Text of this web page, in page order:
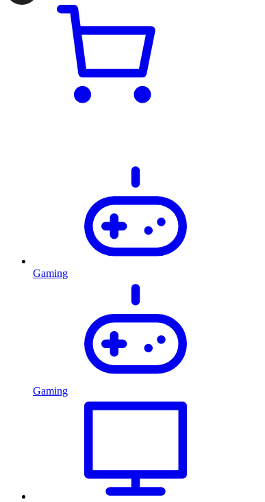
Gaming
Gaming